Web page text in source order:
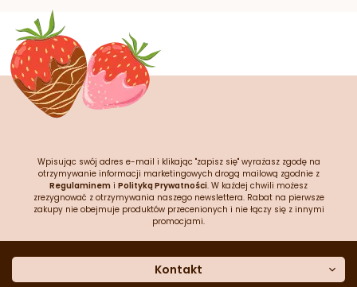
Wpisując swój adres e-mail i klikając "zapisz się" wyrażasz zgodę na
otrzymywanie informacji marketingowych drogą mailową zgodnie z
Regulaminem i Polityką Prywatności. W każdej chwili możesz
zrezygnować z otrzymywania naszego newslettera. Rabat na pierwsze
zakupy nie obejmuje produktów przecenionych i nie łączy się z innymi
promocjami.
Kontakt